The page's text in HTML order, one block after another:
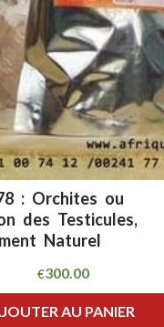
: Orchites ou
des Testicules,
Naturel
€300.00
AU PANIER